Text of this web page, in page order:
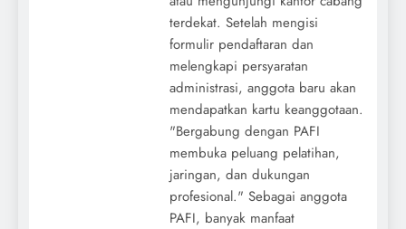
terdekat. Setelah mengisi
formulir pendaftaran dan
melengkapi persyaratan
administrasi, anggota baru akan
mendapatkan kartu keanggotaan.
"Bergabung dengan PAFI
membuka peluang pelatihan,
jaringan, dan dukungan
profesional." Sebagai anggota
PAFI, banyak manfaat